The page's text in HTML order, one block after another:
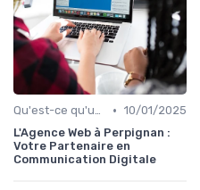
Qu'est-ce qu'un Digital Worker ? • 10/01/2025
L'Agence Web à Perpignan :
Votre Partenaire en
Communication Digitale